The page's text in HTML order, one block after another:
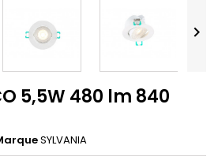

5,5W 480 lm 840
SYLVANIA